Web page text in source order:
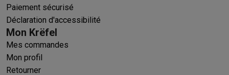
Paiement sécurisé
Déclaration d'accessibilité
Mon Krëfel
Mes commandes
Mon profil
Retourner